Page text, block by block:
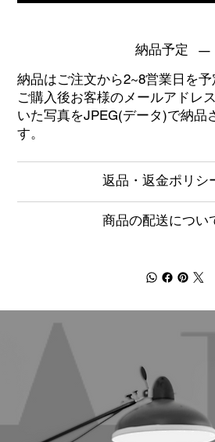
納品予定
納品はご注文から2~8営業日を予
ご購入後お客様のメールアドレ
いた写真をJPEG(データ)で納品
す。
返品・返金ポリシ
商品の配送につい